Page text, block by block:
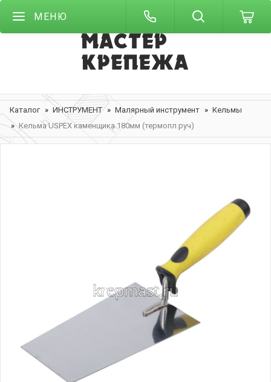
МЕНЮ
Каталог ИНСТРУМЕНТ Малярный инструмент
Кельмы
Кельма USPEX каменщика 180мм (термопл.руч)